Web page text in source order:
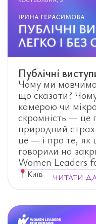
Публічні
Чому ми
що сказати?
камерою чи
скромність — це
природний
це — і про те, як
говорили на
Women Leaders
Київ ЧИТАТИ